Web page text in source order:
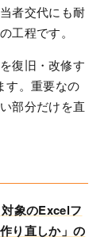
者交代にも耐
工程です。
復旧・改修す
す。重要なの
部分だけを直
象のExcelフ
り直しか」の